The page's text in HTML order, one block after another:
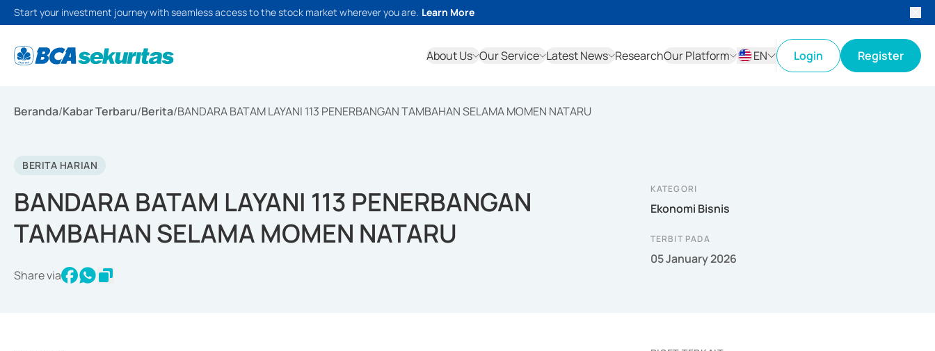
Start your investment journey with seamless access to the stock market wherever you are. Learn More
About Us Our Service Latest News ResearchOur Platform
EN
Login Register
Beranda/Kabar Terbaru/Berita/BANDARA BATAM LAYANI 113 PENERBANGAN TAMBAHAN SELAMA MOMEN NATARU
BERITA HARIAN
BANDARA BATAM LAYANI 113 PENERBANGAN
TAMBAHAN SELAMA MOMEN NATARU
Share via
KATEGORI
Ekonomi Bisnis
TERBIT PADA
05 January 2026